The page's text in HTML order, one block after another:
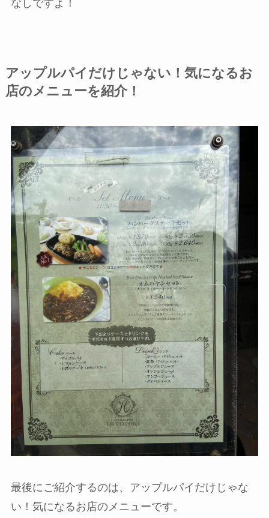
なしですよ！
アップルパイだけじゃない！気になるお
店のメニューを紹介！
最後にご紹介するのは、アップルパイだけじゃな
い！気になるお店のメニューです。